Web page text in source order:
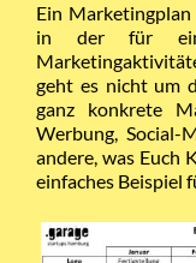
Ein
in der für
geht es nicht um
ganz konkrete
Werbung, Social-
andere, was Euch
einfaches Beispiel